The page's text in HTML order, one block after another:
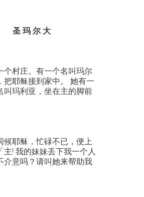
圣 玛 尔 大
个村庄。有一个名叫玛尔
把耶稣接到家中。 她有一
叫玛利亚，坐在主的脚前
候耶稣，忙碌不已，便上
主! 我的妹妹丢下我一个人
介意吗？请叫她来帮助我